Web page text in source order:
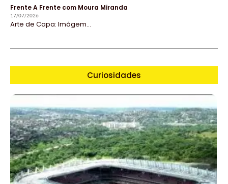
Frente A Frente com Moura Miranda
17/07/2026
Arte de Capa: Imágem...
Curiosidades